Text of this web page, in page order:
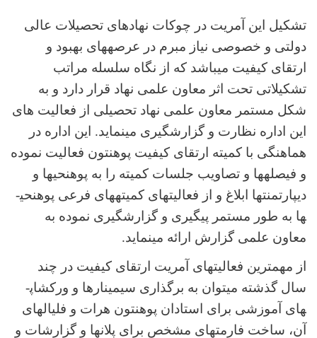
تشکیل این آمریت در چوکات نهادهای تحصیلات عالی
دولتی و خصوصی نیاز مبرم در عرصه­های بهبود و
ارتقای کیفیت میباشد که از نگاه سلسله مراتب
تشکیلاتی تحت اثر معاون علمی نهاد قرار دارد و به
شکل مستمر معاون علمی نهاد تحصیلی از فعالیت های
این اداره نظارت و گزارش­گیری مینماید. این اداره در
هماهنگی با کمیته ارتقای کیفیت پوهنتون فعالیت نموده
و فیصله­ها و تصاویب جلسات کمیته را به پوهنحی­ها و
دیپارتمنت­ها ابلاغ و از فعالیت­های کمیته­های فرعی پوهنحی­
ها به طور مستمر پیگیری و گزارش­گیری نموده به
معاون علمی گزارش ارائه مینماید.
از مهمترین فعالیت­های آمریت ارتقای کیفیت در چند
سال گذشته میتوان به برگذاری سیمینارها و ورکشاپ­
های آموزشی برای استادان پوهنتون هرات و فلیال­های
آن، ساخت فارمت­های مشخص برای پلان­ها و گزارشات و